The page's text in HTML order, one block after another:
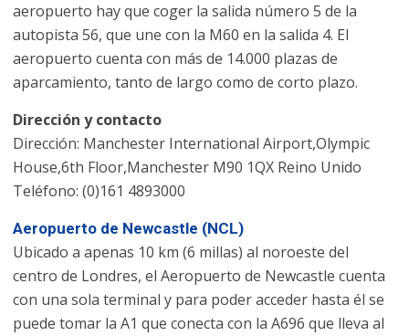
aeropuerto hay que coger la salida número 5 de la
autopista 56, que une con la M60 en la salida 4. El
aeropuerto cuenta con más de 14.000 plazas de
aparcamiento, tanto de largo como de corto plazo.
Dirección y contacto
Dirección: Manchester International Airport,Olympic
House,6th Floor,Manchester M90 1QX Reino Unido
Teléfono: (0)161 4893000
Aeropuerto de Newcastle (NCL)
Ubicado a apenas 10 km (6 millas) al noroeste del
centro de Londres, el Aeropuerto de Newcastle cuenta
con una sola terminal y para poder acceder hasta él se
puede tomar la A1 que conecta con la A696 que lleva al